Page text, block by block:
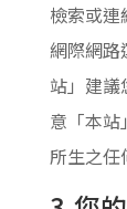
檢索或
網際網路
站」建
意「本
所生之任